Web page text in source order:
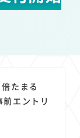
3
たまる
エントリ